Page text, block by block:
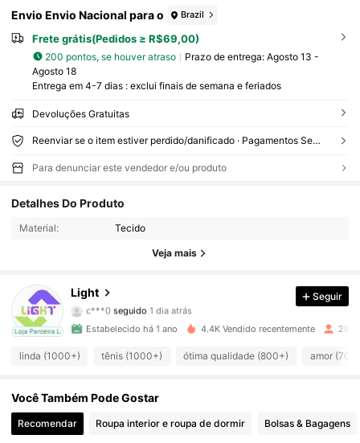
Envio Envio Nacional para o Brazil
Frete grátis(Pedidos ≥ R$69,00)
200 pontos, se houver atraso Prazo de entrega: Agosto 13 -
Agosto 18
Entrega em 4-7 dias : exclui finais de semana e feriados
Devoluções Gratuitas
Reenviar se o item estiver perdido/danificado · Pagamentos Seguros · Proteção de privacidade
Para denunciar este vendedor e/ou produto
Detalhes Do Produto
Material: Tecido
Veja mais
Loja Parceira Local
Light
4,92 1K Seguidores
1K Seguidores
4,92
c***0 seguido 1 dia atrás
4,92
4,92 1K Seguidores
4,92 1K Seguidores
Seguir
Estabelecido há 1 ano 4.4K Vendido recentemente 281
linda (1000+) tênis (1000+) ótima qualidade (800+) amor
Você Também Pode Gostar
Recomendar Roupa interior e roupa de dormir Bolsas & Bagagens